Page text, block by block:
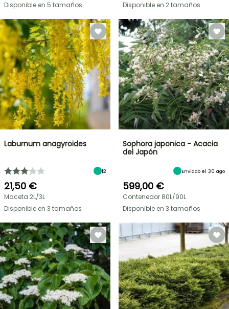
Disponible en 5 tamaños
Disponible en 2 tamaños
Laburnum anagyroides
12
21,50 €
Maceta 2L/3L
Disponible en 3 tamaños
Sophora japonica - Acacia
del Japón
Enviado el 30 ago
599,00 €
Contenedor 80L/90L
Disponible en 3 tamaños